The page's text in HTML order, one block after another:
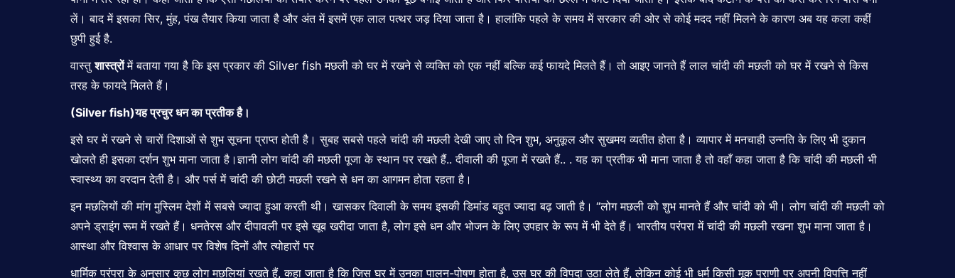
लें। बाद में इसका सिर, मुंह, पंख तैयार किया जाता है और अंत में इसमें एक लाल पत्थर जड़ दिया जाता है। हालांकि पहले के समय में सरकार की ओर से कोई मदद नहीं मिलने के कारण अब यह कला कहीं
छुपी हुई है.
वास्तुशास्त्रोंमें बताया गया है कि इस प्रकार की Silver fish मछली को घर में रखने से व्यक्ति को एक नहीं बल्कि कई फायदे मिलते हैं। तो आइए जानते हैं लाल चांदी की मछली को घर में रखने से किस
तरह के फायदे मिलते हैं।
(Silver fish)यह प्रचुर धन का प्रतीक है।
इसे घर में रखने से चारों दिशाओं से शुभ सूचना प्राप्त होती है। सुबह सबसे पहले चांदी की मछली देखी जाए तो दिन शुभ, अनुकूल और सुखमय व्यतीत होता है। व्यापार में मनचाही उन्नति के लिए भी दुकान
खोलते ही इसका दर्शन शुभ माना जाता है।ज्ञानी लोग चांदी की मछली पूजा के स्थान पर रखते हैं.. दीवाली की पूजा में रखते हैं.. . यह का प्रतीक भी माना जाता है तो वहाँ कहा जाता है कि चांदी की मछली भी
स्वास्थ्य का वरदान देती है। और पर्स में चांदी की छोटी मछली रखने से धन का आगमन होता रहता है।
इन मछलियों की मांग मुस्लिम देशों में सबसे ज्यादा हुआ करती थी। खासकर दिवाली के समय इसकी डिमांड बहुत ज्यादा बढ़ जाती है। “लोग मछली को शुभ मानते हैं और चांदी को भी। लोग चांदी की मछली को
अपने ड्राइंग रूम में रखते हैं। धनतेरस और दीपावली पर इसे खूब खरीदा जाता है, लोग इसे धन और भोजन के लिए उपहार के रूप में भी देते हैं। भारतीय परंपरा में चांदी की मछली रखना शुभ माना जाता है।
आस्था और विश्वास के आधार पर विशेष दिनों और त्योहारों पर
धार्मिक परंपरा के अनुसार कुछ लोग मछलियां रखते हैं, कहा जाता है कि जिस घर में उनका पालन-पोषण होता है, उस घर की विपदा उठा लेते हैं, लेकिन कोई भी धर्म किसी मूक प्राणी पर अपनी विपत्ति नहीं